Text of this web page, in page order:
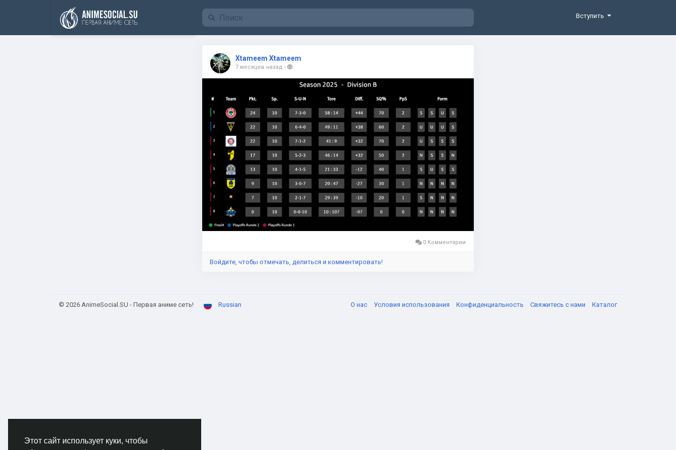
Этот сайт использует куки, чтобы
Funding
Вступить
Xtameem Xtameem
7 месяцев назад -
0 Комментарии
Войдите, чтобы отмечать, делиться и комментировать!
© 2026 AnimeSocial.SU - Первая аниме сеть! Russian О нас Условия использования Конфиденциальность Свяжитесь с нами Каталог